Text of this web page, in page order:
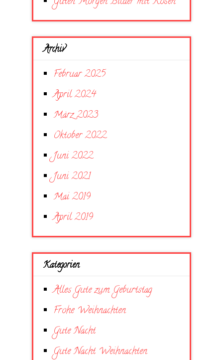
Archiv
Februar 2025
April 2024
März 2023
Oktober 2022
Juni 2022
Juni 2021
Mai 2019
April 2019
Kategorien
Alles Gute zum Geburtstag
Frohe Weihnachten
Gute Nacht
Gute Nacht Weihnachten